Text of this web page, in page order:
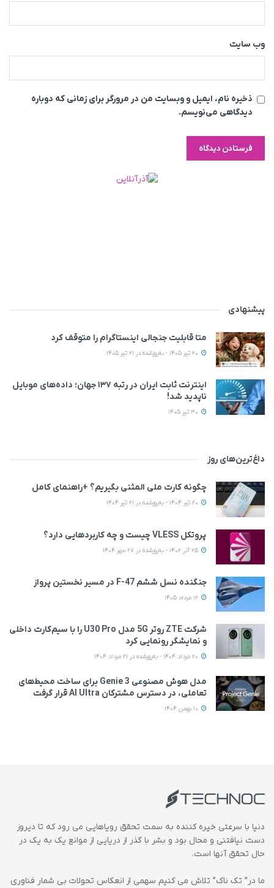
وب‌ سایت
ذخیره نام، ایمیل و وبسایت من در مرورگر برای زمانی که دوباره
دیدگاهی می‌نویسم.
پیشنهادی
متا قابلیت جنجالی اینستاگرام را متوقف کرد
اینترنت ثابت ایران در رتبه ۱۳۷ جهان؛ داده‌های موبایل
ناپدید شد!
داغ‌ترین‌های روز
چگونه کارت ملی المثنی بگیریم؟ +راهنمای کامل
پروتکل VLESS چیست و چه کاربردهایی دارد؟
جنگنده نسل ششم F-47 در مسیر نخستین پرواز
شرکت ZTE روتر 5G مدل U30 Pro را با سیم‌کارت داخلی
و نمایشگر رونمایی کرد
مدل هوش مصنوعی Genie 3 برای ساخت محیط‌های
تعاملی، در دسترس مشترکان AI Ultra قرار گرفت
دنیا با سرعتی خیره کننده به سمت تحقق رویاهایی می رود که تا دیروز
دست نیافتنی و محال بود و بشر با گذر از دریایی از موانع یک به یک در
حال تحقق آنها است.
ما در” تک ناک” تلاش می کنیم سهمی از انعکاس تحولات بی شمار فناوری